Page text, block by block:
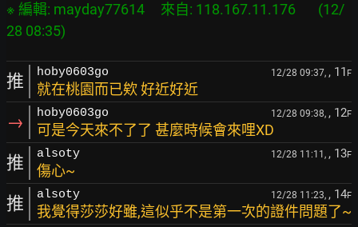
※ 編輯: mayday77614     來自: 118.167.11.176       (12/
推 hoby0603go 12/28 09:37, , 11 F
就在桃園而已欸 好近好近
→ hoby0603go 12/28 09:38, , 12F
可是今天來不了了 甚麼時候會來哩XD
推 alsoty 12/28 11:11, , 13F
傷心~
推 alsoty 12/28 11:23, , 14F
我覺得莎莎好雖,這似乎不是第一次的證件問題了~